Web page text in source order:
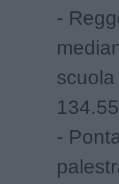
-
scuola
-